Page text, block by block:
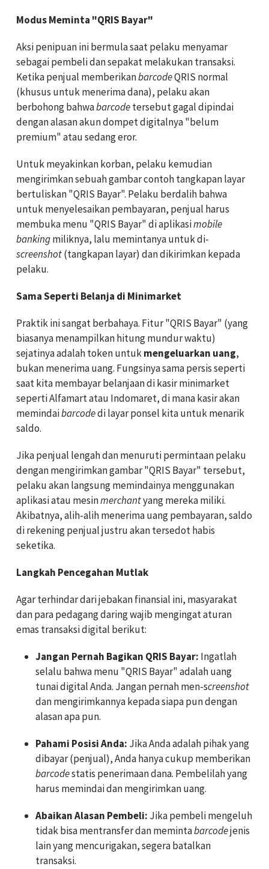
Modus Meminta "QRIS Bayar"
Aksi penipuan ini bermula saat pelaku menyamar
sebagai pembeli dan sepakat melakukan transaksi.
Ketika penjual memberikanbarcodeQRIS normal
(khusus untuk menerima dana), pelaku akan
berbohong bahwabarcodetersebut gagal dipindai
dengan alasan akun dompet digitalnya "belum
premium" atau sedang eror.
Untuk meyakinkan korban, pelaku kemudian
mengirimkan sebuah gambar contoh tangkapan layar
bertuliskan "QRIS Bayar". Pelaku berdalih bahwa
untuk menyelesaikan pembayaran, penjual harus
membuka menu "QRIS Bayar" di aplikasimobile
bankingmiliknya, lalu memintanya untuk di-
screenshot(tangkapan layar) dan dikirimkan kepada
pelaku.
Sama Seperti Belanja di Minimarket
Praktik ini sangat berbahaya. Fitur "QRIS Bayar" (yang
biasanya menampilkan hitung mundur waktu)
sejatinya adalah token untukmengeluarkan uang,
bukan menerima uang. Fungsinya sama persis seperti
saat kita membayar belanjaan di kasir minimarket
seperti Alfamart atau Indomaret, di mana kasir akan
memindaibarcodedi layar ponsel kita untuk menarik
saldo.
Jika penjual lengah dan menuruti permintaan pelaku
dengan mengirimkan gambar "QRIS Bayar" tersebut,
pelaku akan langsung memindainya menggunakan
aplikasi atau mesinmerchantyang mereka miliki.
Akibatnya, alih-alih menerima uang pembayaran, saldo
di rekening penjual justru akan tersedot habis
seketika.
Langkah Pencegahan Mutlak
Agar terhindar dari jebakan finansial ini, masyarakat
dan para pedagang daring wajib mengingat aturan
emas transaksi digital berikut:
Jangan Pernah Bagikan QRIS Bayar: Ingatlah
selalu bahwa menu "QRIS Bayar" adalah uang
tunai digital Anda. Jangan pernah men-screenshot
dan mengirimkannya kepada siapa pun dengan
alasan apa pun.
Pahami Posisi Anda: Jika Anda adalah pihak yang
dibayar (penjual), Anda hanya cukup memberikan
barcodestatis penerimaan dana. Pembelilah yang
harus memindai dan mengirimkan uang.
Abaikan Alasan Pembeli: Jika pembeli mengeluh
tidak bisa mentransfer dan memintabarcodejenis
lain yang mencurigakan, segera batalkan
transaksi.